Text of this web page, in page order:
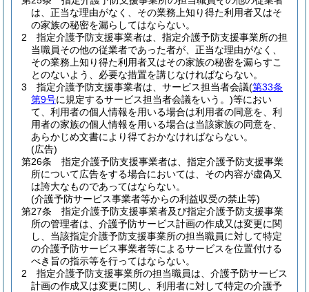
は、正当な理由がなく、その業務上知り得た利用者又はそ
の家族の秘密を漏らしてはならない。
2
指定介護予防支援事業者は、指定介護予防支援事業所の担
当職員その他の従業者であった者が、正当な理由がなく、
その業務上知り得た利用者又はその家族の秘密を漏らすこ
とのないよう、必要な措置を講じなければならない。
3
指定介護予防支援事業者は、サービス担当者会議(第33条
第9号に規定するサービス担当者会議をいう。)等におい
て、利用者の個人情報を用いる場合は利用者の同意を、利
用者の家族の個人情報を用いる場合は当該家族の同意を、
あらかじめ文書により得ておかなければならない。
(広告)
第26条
指定介護予防支援事業者は、指定介護予防支援事業
所について広告をする場合においては、その内容が虚偽又
は誇大なものであってはならない。
(介護予防サービス事業者等からの利益収受の禁止等)
第27条
指定介護予防支援事業者及び指定介護予防支援事業
所の管理者は、介護予防サービス計画の作成又は変更に関
し、当該指定介護予防支援事業所の担当職員に対して特定
の介護予防サービス事業者等によるサービスを位置付ける
べき旨の指示等を行ってはならない。
2
指定介護予防支援事業所の担当職員は、介護予防サービス
計画の作成又は変更に関し、利用者に対して特定の介護予